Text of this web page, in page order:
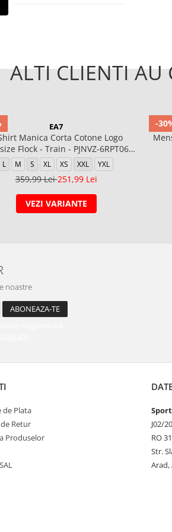
ALTI CLIENTI AU
EA7
Manica Corta Cotone Logo
Flock - Train - PJNVZ-6RPT06-
1100
L M S XL XS XXL YXL
359,99 Lei251,99 Lei
VEZI VARIANTE
-
noastre
magazinului.
de Plata
Retur
Produselor
J02/
RO
Str.
Arad,